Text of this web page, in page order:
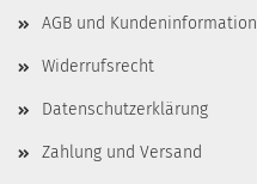
AGB und Kundeninformation
Widerrufsrecht
Datenschutzerklärung
Zahlung und Versand